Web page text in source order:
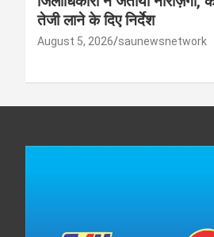
तेजी लाने के दिए निर्देश
August 5, 2026 saunewsnetwork